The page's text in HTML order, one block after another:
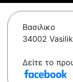
Βασιλικο
34002
Δείτε το